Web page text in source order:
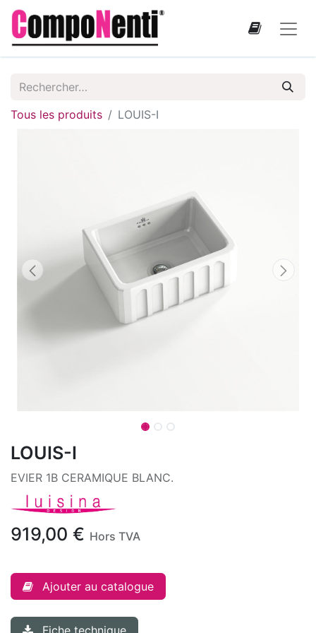
Tous les produits LOUIS-I
LOUIS-I
EVIER 1B CERAMIQUE BLANC.
919,00 € Hors TVA
Ajouter au catalogue